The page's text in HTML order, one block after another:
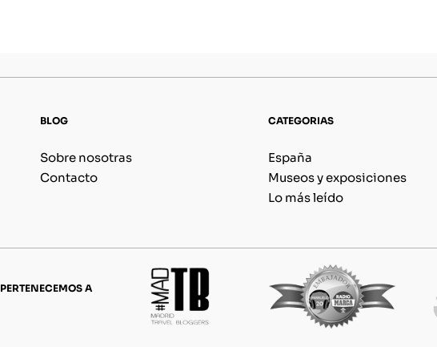
BLOG
Sobre nosotras
Contacto
CATEGORIAS
España
Museos y exposiciones
Lo más leído
PERTENECEMOS A